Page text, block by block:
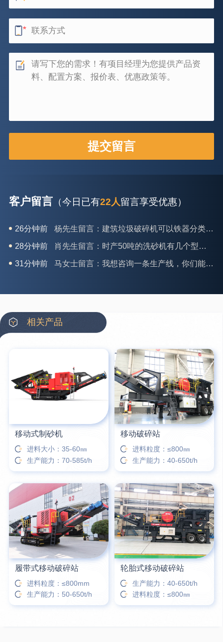
客户留言（今日已有22人留言享受优惠）
28分钟前 肖先生留言：时产50吨的洗砂机有几个型号？
31分钟前 马女士留言：我想咨询一条生产线，你们能做吗？
35分钟前 龚先生留言：处理河石、花岗岩的500*750颚破机什么价位？
3分钟前 王先生留言：水泥厂熟料能破碎吗？推荐用什么机器？
宋先生留言：50吨左右的制砂机大概什么价位？
16分钟前 柳先生留言：洗石英砂全套设备有哪些？
相关产品
移动式制砂机
进料大小：35-60㎜
生产能力：70-585t/h
移动破碎站
进料粒度：≤800㎜
生产能力：40-650t/h
履带式移动破碎站
进料粒度：≤800mm
生产能力：50-650t/h
轮胎式移动破碎站
生产能力：40-650t/h
进料粒度：≤800㎜